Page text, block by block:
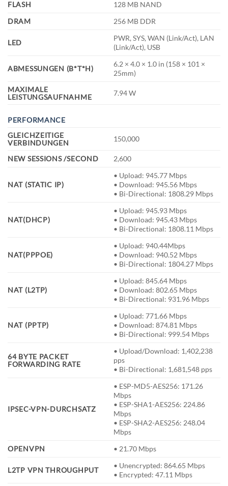
FLASH
128 MB NAND
DRAM
256 MB DDR
LED
PWR, SYS, WAN (Link/Act), LAN
(Link/Act), USB
ABMESSUNGEN (B*T*H)
6.2 × 4.0 × 1.0 in (158 × 101 ×
25mm)
MAXIMALE
LEISTUNGSAUFNAHME
7.94 W
PERFORMANCE
GLEICHZEITIGE
VERBINDUNGEN
150,000
NEW SESSIONS /SECOND 2,600
NAT (STATIC IP)
• Upload: 945.77 Mbps
• Download: 945.56 Mbps
• Bi-Directional: 1808.29 Mbps
NAT(DHCP)
• Upload: 945.93 Mbps
• Download: 945.43 Mbps
• Bi-Directional: 1808.11 Mbps
NAT(PPPOE)
• Upload: 940.44Mbps
• Download: 940.52 Mbps
• Bi-Directional: 1804.27 Mbps
NAT (L2TP)
• Upload: 845.64 Mbps
• Download: 802.65 Mbps
• Bi-Directional: 931.96 Mbps
NAT (PPTP)
• Upload: 771.66 Mbps
• Download: 874.81 Mbps
• Bi-Directional: 999.54 Mbps
64 BYTE PACKET
FORWARDING RATE
• Upload/Download: 1,402,238
pps
• Bi-Directional: 1,681,548 pps
IPSEC-VPN-DURCHSATZ
• ESP-MD5-AES256: 171.26
Mbps
• ESP-SHA1-AES256: 224.86
Mbps
• ESP-SHA2-AES256: 248.04
Mbps
OPENVPN
• 21.70 Mbps
L2TP VPN THROUGHPUT
• Unencrypted: 864.65 Mbps
• Encrypted: 47.11 Mbps